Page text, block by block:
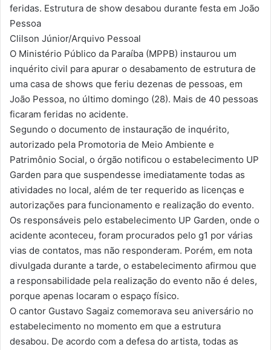
feridas. Estrutura de show desabou durante festa em João
Pessoa
Clilson Júnior/Arquivo Pessoal
O Ministério Público da Paraíba (MPPB) instaurou um
inquérito civil para apurar o desabamento de estrutura de
uma casa de shows que feriu dezenas de pessoas, em
João Pessoa, no último domingo (28). Mais de 40 pessoas
ficaram feridas no acidente.
Segundo o documento de instauração de inquérito,
autorizado pela Promotoria de Meio Ambiente e
Patrimônio Social, o órgão notificou o estabelecimento UP
Garden para que suspendesse imediatamente todas as
atividades no local, além de ter requerido as licenças e
autorizações para funcionamento e realização do evento.
Os responsáveis pelo estabelecimento UP Garden, onde o
acidente aconteceu, foram procurados pelo g1 por várias
vias de contatos, mas não responderam. Porém, em nota
divulgada durante a tarde, o estabelecimento afirmou que
a responsabilidade pela realização do evento não é deles,
porque apenas locaram o espaço físico.
O cantor Gustavo Sagaiz comemorava seu aniversário no
estabelecimento no momento em que a estrutura
desabou. De acordo com a defesa do artista, todas as